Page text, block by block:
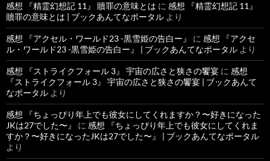
感想 『精霊幻想記 11』 贖罪の意味とは に 感想 『精霊幻想記 11』
贖罪の意味とは | ブックあんてなポータル より
感想 『アクセル・ワールド23 -黒雪姫の告白ー』 に 感想 『アクセ
ル・ワールド23 -黒雪姫の告白ー』 | ブックあんてなポータル より
感想 『ストライクフォール 3』 宇宙の広さと狭さの饗宴 に 感想
『ストライクフォール 3』 宇宙の広さと狭さの饗宴 | ブックあんて
なポータル より
感想 『ちょっぴり年上でも彼女にしてくれますか？〜好きになった
JKは27でした〜』
に 感想 『ちょっぴり年上でも彼女にしてくれま
すか？〜好きになったJKは27でした〜』 | ブックあんてなポータル
より